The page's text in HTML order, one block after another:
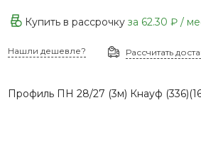
Купить в рассрочку за 62.30 ₽/
Нашли дешевле? Рассчитать
Профиль ПН 28/27 (3м) Кнауф